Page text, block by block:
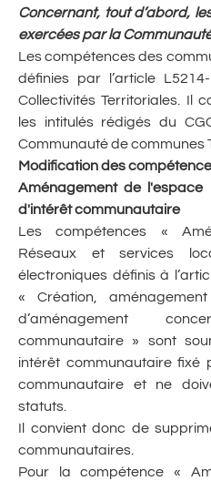
Concernant, tout d’abord,
exercées par la
Les compétences des
définies par l’article
Collectivités Territoriales. Il
les intitulés rédigés du
Communauté de communes
Modification des
Aménagement de
d'intérêt communautaire
Les compétences «
Réseaux et services
électroniques définis à
« Création,
d’aménagement
communautaire » sont
intérêt communautaire fixé
communautaire et ne
statuts.
Il convient donc de
communautaires.
Pour la compétence «